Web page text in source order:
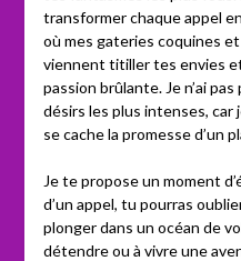
transformer chaque appel
où mes gateries coquines
viennent titiller tes envies
passion brûlante. Je n’ai
désirs les plus intenses, car
se cache la promesse d’un
Je te propose un moment
d’un appel, tu pourras
plonger dans un océan de
détendre ou à vivre une